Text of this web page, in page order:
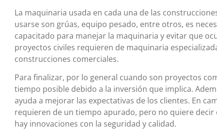
La maquinaria usada en cada una de las
usarse son grúas, equipo pesado, entre otros, es
capacitado para manejar la maquinaria y evitar que
proyectos civiles requieren de maquinaria
construcciones comerciales.
Para finalizar, por lo general cuando son proyectos
tiempo posible debido a la inversión que implica.
ayuda a mejorar las expectativas de los clientes. En
requieren de un tiempo apurado, pero no quiere
hay innovaciones con la seguridad y calidad.